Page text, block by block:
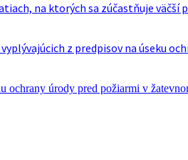
na ktorých sa zúčastňuje väčší
z predpisov na úseku
ochrany úrody pred požiarmi v